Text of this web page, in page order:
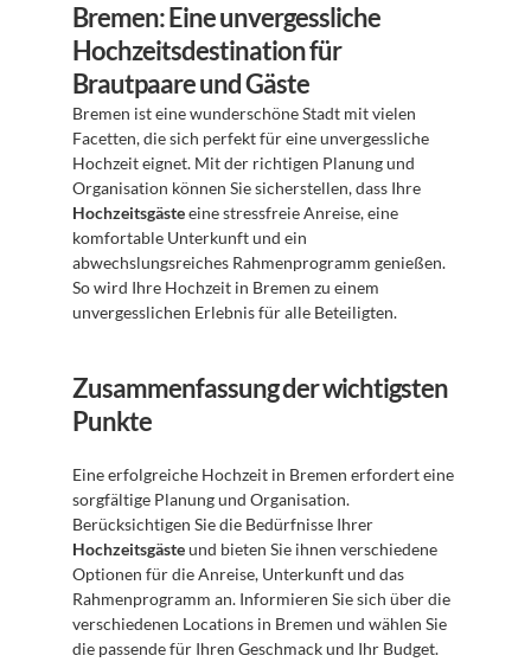
Bremen: Eine unvergessliche
Hochzeitsdestination für
Brautpaare und Gäste
Bremen ist eine wunderschöne Stadt mit vielen
Facetten, die sich perfekt für eine unvergessliche
Hochzeit eignet. Mit der richtigen Planung und
Hochzeitsgäste eine stressfreie Anreise, eine
komfortable Unterkunft und ein
abwechslungsreiches Rahmenprogramm genießen.
So wird Ihre Hochzeit in Bremen zu einem
unvergesslichen Erlebnis für alle Beteiligten.
Zusammenfassung der wichtigsten
Punkte
Eine erfolgreiche Hochzeit in Bremen erfordert eine
sorgfältige Planung und Organisation.
Hochzeitsgäste und bieten Sie ihnen verschiedene
Optionen für die Anreise, Unterkunft und das
Rahmenprogramm an. Informieren Sie sich über die
verschiedenen Locations in Bremen und wählen Sie
die passende für Ihren Geschmack und Ihr Budget.